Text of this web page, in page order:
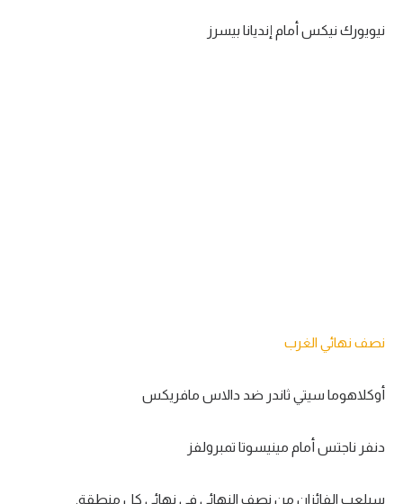
نيويورك نيكس أمام إنديانا بيسرز
نصف نهائي الغرب
أوكلاهوما سيتي ثاندر ضد دالاس مافريكس
دنفر ناجتس أمام مينيسوتا تمبرولفز
سيلعب الفائزان من نصف النهائي في نهائي كل منطقة.